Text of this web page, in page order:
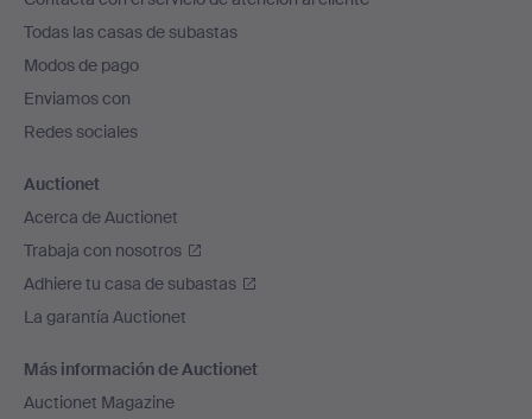
el
pie
de
página
Todas las casas de subastas
Modos de pago
Enviamos con
Redes sociales
Auctionet
Acerca de Auctionet
Trabaja con nosotros
Adhiere tu casa de subastas
La garantía Auctionet
Más información de Auctionet
Auctionet Magazine